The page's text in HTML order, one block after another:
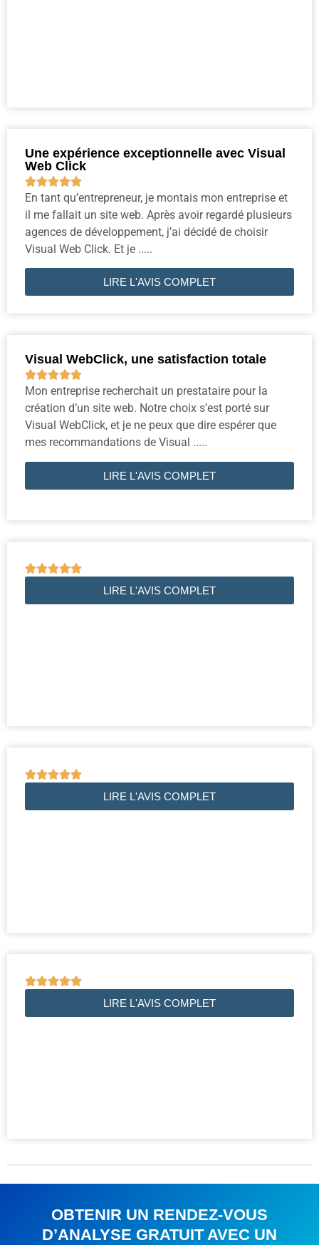
Une expérience exceptionnelle avec Visual
Web Click

En tant qu’entrepreneur, je montais mon entreprise et
il me fallait un site web. Après avoir regardé plusieurs
agences de développement, j’ai décidé de choisir
Visual Web Click. Et je .....
LIRE L'AVIS COMPLET
Visual WebClick, une satisfaction totale

Mon entreprise recherchait un prestataire pour la
création d’un site web. Notre choix s’est porté sur
Visual WebClick, et je ne peux que dire espérer que
mes recommandations de Visual .....
LIRE L'AVIS COMPLET

LIRE L'AVIS COMPLET

LIRE L'AVIS COMPLET

LIRE L'AVIS COMPLET
OBTENIR UN RENDEZ-VOUS
D’ANALYSE GRATUIT AVEC UN